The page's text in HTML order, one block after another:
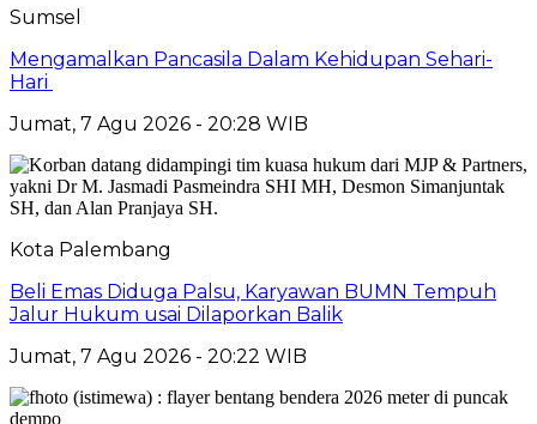
Sumsel
Mengamalkan Pancasila Dalam Kehidupan Sehari-
Hari
Jumat, 7 Agu 2026 - 20:28 WIB
Kota Palembang
Beli Emas Diduga Palsu, Karyawan BUMN Tempuh
Jalur Hukum usai Dilaporkan Balik
Jumat, 7 Agu 2026 - 20:22 WIB